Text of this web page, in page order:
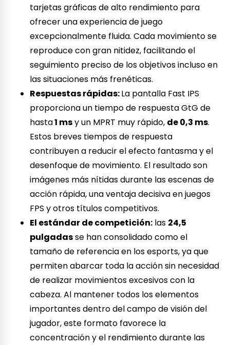
tarjetas gráficas de alto rendimiento para
ofrecer una experiencia de juego
excepcionalmente fluida. Cada movimiento se
reproduce con gran nitidez, facilitando el
seguimiento preciso de los objetivos incluso en
las situaciones más frenéticas.
Respuestas rápidas:La pantalla Fast IPS
proporciona un tiempo de respuesta GtG de
hasta1 msy un MPRT muy rápido, de 0,3 ms.
Estos breves tiempos de respuesta
contribuyen a reducir el efecto fantasma y el
desenfoque de movimiento. El resultado son
imágenes más nítidas durante las escenas de
acción rápida, una ventaja decisiva en juegos
FPS y otros títulos competitivos.
El estándar de competición: las 24,5
pulgadasse han consolidado como el
tamaño de referencia en los esports, ya que
permiten abarcar toda la acción sin necesidad
de realizar movimientos excesivos con la
cabeza. Al mantener todos los elementos
importantes dentro del campo de visión del
jugador, este formato favorece la
concentración y el rendimiento durante las